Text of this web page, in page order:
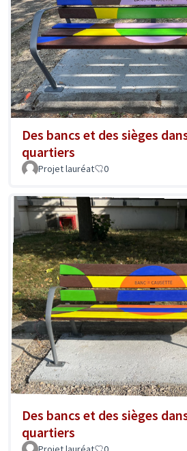
Des bancs et des sièges
quartiers
Projet lauréat 0
Des bancs et des sièges
quartiers